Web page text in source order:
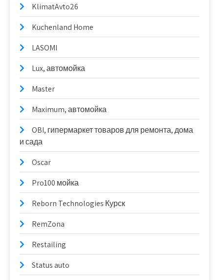
KlimatAvto26
Kuchenland Home
LASOMI
Lux, автомойка
Master
Maximum, автомойка
OBI, гипермаркет товаров для ремонта, дома
и сада
Oscar
Pro100 мойка
Reborn Technologies Курск
RemZona
Restailing
Status auto